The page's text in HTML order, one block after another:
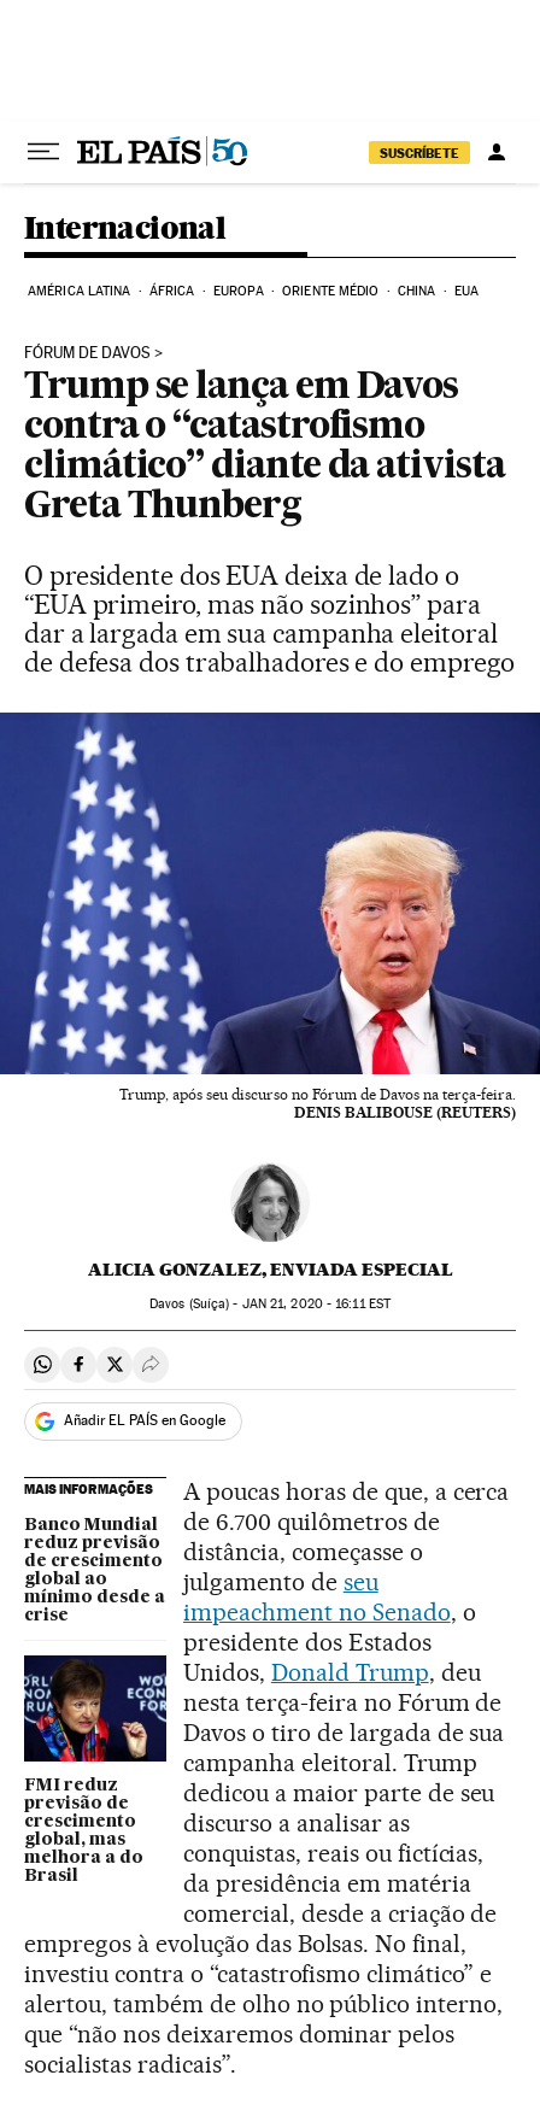
SUSCRÍBETE
Internacional
AMÉRICA LATINA ÁFRICA EUROPA ORIENTE MÉDIO CHINA EUA
FÓRUM DE DAVOS
Trump se lança em Davos
contra o “catastrofismo
climático” diante da ativista
Greta Thunberg
O presidente dos EUA deixa de lado o
“EUA primeiro, mas não sozinhos” para
dar a largada em sua campanha eleitoral
de defesa dos trabalhadores e do emprego
Trump, após seu discurso no Fórum de Davos na terça-feira.
DENIS BALIBOUSE (REUTERS)
ALICIA GONZALEZ, ENVIADA ESPECIAL
Davos (Suíça) - JAN21, 2020 - 16:11 EST
Compartir en Whatsapp
Compartir en Facebook
Compartir en Twitter
Desplegar Redes Sociales
Añadir EL PAÍS en Google
MAIS INFORMAÇÕES
Banco Mundial
reduz previsão
de crescimento
global ao
mínimo desde a
crise
FMI reduz
previsão de
crescimento
global, mas
melhora a do
Brasil
A poucas horas de que, a cerca
de 6.700 quilômetros de
distância, começasse o
julgamento de seu
impeachment no Senado, o
presidente dos Estados
Unidos, Donald Trump, deu
nesta terça-feira no Fórum de
Davos o tiro de largada de sua
campanha eleitoral. Trump
dedicou a maior parte de seu
discurso a analisar as
conquistas, reais ou fictícias,
da presidência em matéria
comercial, desde a criação de
empregos à evolução das Bolsas. No final,
investiu contra o “catastrofismo climático” e
alertou, também de olho no público interno,
que “não nos deixaremos dominar pelos
socialistas radicais”.